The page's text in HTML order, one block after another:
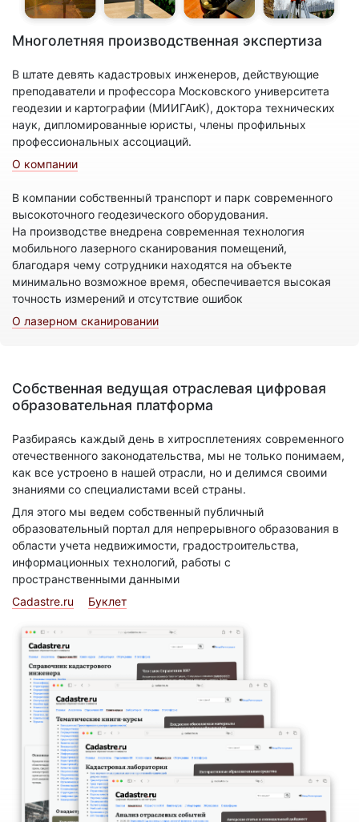
Многолетняя производственная экспертиза
В штате девять кадастровых инженеров, действующие
преподаватели и профессора Московского университета
геодезии и картографии (МИИГАиК), доктора технических
наук, дипломированные юристы, члены профильных
профессиональных ассоциаций.
О компании
В компании собственный транспорт и парк современного
высокоточного геодезического оборудования.
На производстве внедрена современная технология
мобильного лазерного сканирования помещений,
благодаря чему сотрудники находятся на объекте
минимально возможное время, обеспечивается высокая
точность измерений и отсутствие ошибок
О лазерном сканировании
Собственная ведущая отраслевая цифровая
образовательная платформа
Разбираясь каждый день в хитросплетениях современного
отечественного законодательства, мы не только понимаем,
как все устроено в нашей отрасли, но и делимся своими
знаниями со специалистами всей страны.
Для этого мы ведем собственный публичный
образовательный портал для непрерывного образования в
области учета недвижимости, градостроительства,
информационных технологий, работы с
пространственными данными
Cadastre.ru
Буклет